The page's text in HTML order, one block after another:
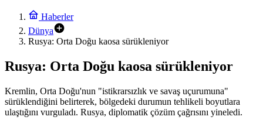
Haberler
Dünya
Rusya: Orta Doğu kaosa sürükleniyor
Rusya: Orta Doğu kaosa sürükleniyor
Kremlin, Orta Doğu'nun "istikrarsızlık ve savaş uçurumuna"
sürüklendiğini belirterek, bölgedeki durumun tehlikeli boyutlara
ulaştığını vurguladı. Rusya, diplomatik çözüm çağrısını yineledi.